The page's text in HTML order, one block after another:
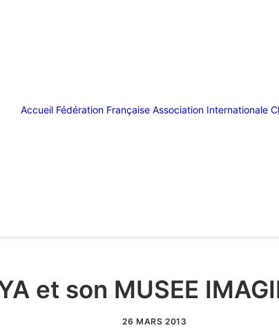
Accueil Fédération Française Association Internationale
et son MUSEE
26 MARS 2013